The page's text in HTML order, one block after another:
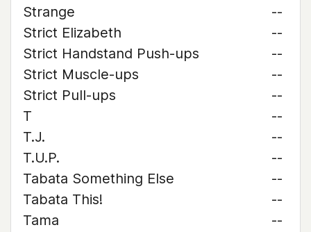
Strange
--
Strict Elizabeth
--
Strict Handstand Push-ups
--
Strict Muscle-ups
--
Strict Pull-ups
--
T
--
T.J.
--
T.U.P.
--
Tabata Something Else
--
Tabata This!
--
Tama
--